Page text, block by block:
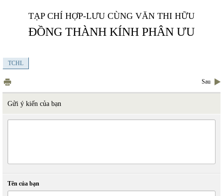
TẠP CHÍ HỢP-LƯU CÙNG VĂN THI HỮU
ĐỒNG THÀNH KÍNH PHÂN ƯU
TCHL
Sau
Gửi ý kiến của bạn
Tên của bạn